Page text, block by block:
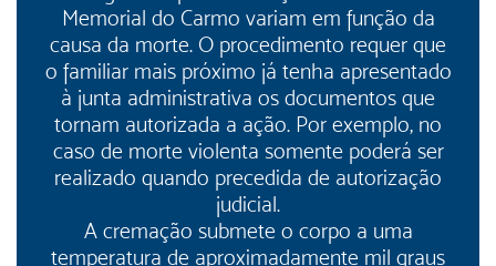
Memorial do Carmo variam em função da
causa da morte. O procedimento requer que
o familiar mais próximo já tenha apresentado
à junta administrativa os documentos que
tornam autorizada a ação. Por exemplo, no
caso de morte violenta somente poderá ser
realizado quando precedida de autorização
judicial.
A cremação submete o corpo a uma
temperatura de aproximadamente mil graus